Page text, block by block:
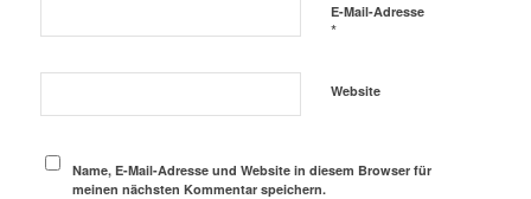
E-Mail-Adresse
*
Website
Name, E-Mail-Adresse und Website in diesem Browser für
meinen nächsten Kommentar speichern.